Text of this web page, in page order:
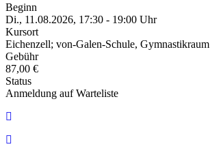
Beginn
Di., 11.08.2026, 17:30 - 19:00 Uhr
Kursort
Eichenzell; von-Galen-Schule, Gymnastikraum
Gebühr
87,00 €
Status
Anmeldung auf Warteliste